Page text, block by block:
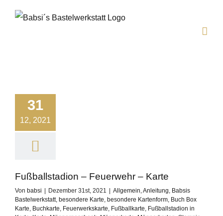
31
12, 2021
Fußballstadion – Feuerwehr – Karte
Von babsi Dezember 31st, 2021 Allgemein,Anleitung, Babsis
Bastelwerkstatt, besondere Karte, besondere Kartenform, Buch Box
Karte, Buchkarte, Feuerwerkskarte, Fußballkarte, Fußballstadion in